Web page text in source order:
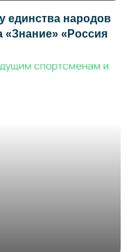
единства народов
«Россия